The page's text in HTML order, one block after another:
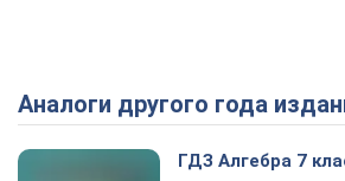
Аналоги другого года
ГДЗ Алгебра 7